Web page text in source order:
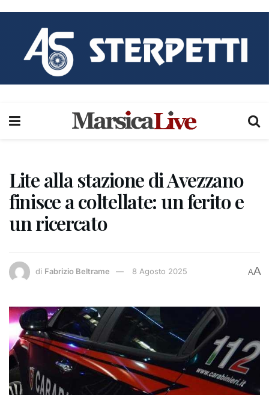
Lite alla stazione di Avezzano
finisce a coltellate: un ferito e
un ricercato
di Fabrizio Beltrame 8 Agosto 2025 AA